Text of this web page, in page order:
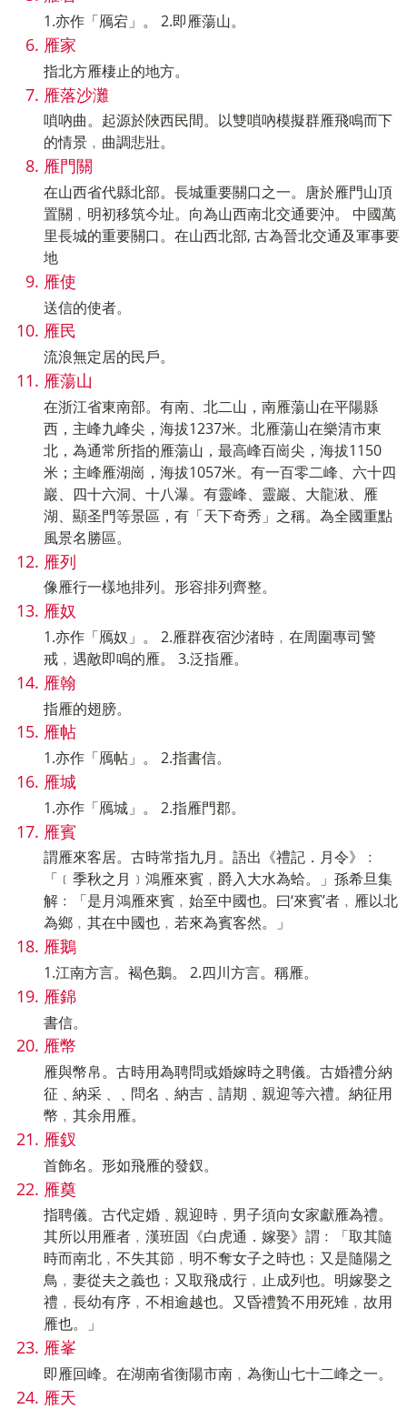
1.亦作「鴈宕」。 2.即雁蕩山。
雁家
指北方雁棲止的地方。
雁落沙灘
嗩吶曲。起源於陜西民間。以雙嗩吶模擬群雁飛鳴而下
的情景﹐曲調悲壯。
雁門關
在山西省代縣北部。長城重要關口之一。唐於雁門山頂
置關﹐明初移筑今址。向為山西南北交通要沖。 中國萬
里長城的重要關口。在山西北部, 古為晉北交通及軍事要
地
雁使
送信的使者。
雁民
流浪無定居的民戶。
雁蕩山
在浙江省東南部。有南、北二山，南雁蕩山在平陽縣
西，主峰九峰尖，海拔1237米。北雁蕩山在樂清市東
北，為通常所指的雁蕩山，最高峰百崗尖，海拔1150
米；主峰雁湖崗，海拔1057米。有一百零二峰、六十四
巖、四十六洞、十八瀑。有靈峰、靈巖、大龍湫、雁
湖、顯圣門等景區，有「天下奇秀」之稱。為全國重點
風景名勝區。
雁列
像雁行一樣地排列。形容排列齊整。
雁奴
1.亦作「鴈奴」。 2.雁群夜宿沙渚時﹐在周圍專司警
戒﹐遇敵即鳴的雁。 3.泛指雁。
雁翰
指雁的翅膀。
雁帖
1.亦作「鴈帖」。 2.指書信。
雁城
1.亦作「鴈城」。 2.指雁門郡。
雁賓
謂雁來客居。古時常指九月。語出《禮記．月令》﹕
「﹝季秋之月﹞鴻雁來賓﹐爵入大水為蛤。」孫希旦集
解﹕「是月鴻雁來賓﹐始至中國也。曰‘來賓’者﹐雁以北
為鄉﹐其在中國也﹐若來為賓客然。」
雁鵝
1.江南方言。褐色鵝。 2.四川方言。稱雁。
雁錦
書信。
雁幣
雁與幣帛。古時用為聘問或婚嫁時之聘儀。古婚禮分納
征﹑納采﹑﹑問名﹑納吉﹑請期﹑親迎等六禮。納征用
幣﹐其余用雁。
雁釵
首飾名。形如飛雁的發釵。
雁奠
指聘儀。古代定婚﹑親迎時﹐男子須向女家獻雁為禮。
其所以用雁者﹐漢班固《白虎通．嫁娶》謂﹕「取其隨
時而南北﹐不失其節﹐明不奪女子之時也﹔又是隨陽之
鳥﹐妻從夫之義也﹔又取飛成行﹐止成列也。明嫁娶之
禮﹐長幼有序﹐不相逾越也。又昏禮贄不用死雉﹐故用
雁也。」
雁峯
即雁回峰。在湖南省衡陽市南﹐為衡山七十二峰之一。
雁天